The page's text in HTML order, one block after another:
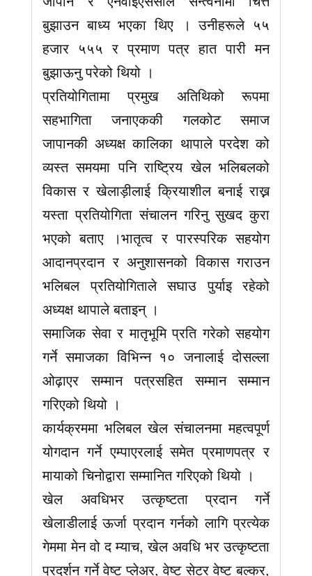
बुझाउन बाध्य भएका थिए । उनीहरूले ५५
हजार ५५५ र प्रमाण पत्र हात पारी मन
बुझाऊनु परेको थियो ।
प्रतियोगितामा प्रमुख अतिथिको रूपमा
सहभागिता जनाएककी गलकोट समाज
जापानकी अध्यक्ष कालिका थापाले परदेश को
व्यस्त समयमा पनि राष्ट्रिय खेल भलिबलको
विकास र खेलाड़ीलाई क्रियाशील बनाई राख्न
यस्ता प्रतियोगिता संचालन गरिनु सुखद कुरा
भएको बताए ।भातृत्व र पारस्परिक सहयोग
आदानप्रदान र अनुशासनको विकास गराउन
भलिबल प्रतियोगिताले सघाउ पुर्याइ रहेको
अध्यक्ष थापाले बताइन् ।
समाजिक सेवा र मातृभूमि प्रति गरेको सहयोग
गर्ने समाजका विभिन्न १० जनालाई दोसल्ला
ओढ़ाएर सम्मान पत्रसहित सम्मान सम्मान
गरिएको थियो ।
कार्यक्रममा भलिबल खेल संचालनमा महत्वपूर्ण
योगदान गर्ने एम्पाएरलाई समेत प्रमाणपत्र र
मायाको चिनोद्वारा सम्मानित गरिएको थियो ।
खेल अवधिभर उत्कृष्टता प्रदान गर्ने
खेलाडीलाई ऊर्जा प्रदान गर्नको लागि प्रत्येक
गेममा मेन वो द म्याच, खेल अवधि भर उत्कृष्टता
प्रदर्शन गर्ने वेष्ट प्लेअर, वेष्ट सेटर वेष्ट बल्कर,